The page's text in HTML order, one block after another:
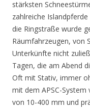
stärksten
zahlreiche
die Ringstraße wurde
Räumfahrzeugen, von
Unterkünfte nicht
Tagen, die am Abend
Oft mit Stativ, immer
mit dem APSC-
von 10-400 mm und